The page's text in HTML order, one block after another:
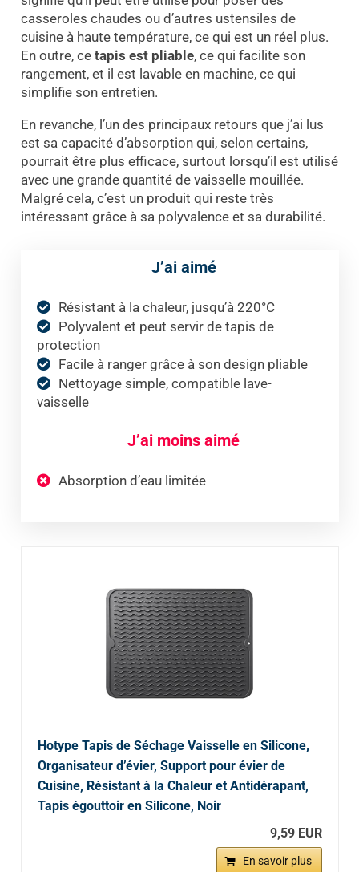
casseroles chaudes ou d’autres ustensiles de
cuisine à haute température, ce qui est un réel plus.
En outre, ce tapis est pliable, ce qui facilite son
rangement, et il est lavable en machine, ce qui
simplifie son entretien.
En revanche, l’un des principaux retours que j’ai lus
est sa capacité d’absorption qui, selon certains,
pourrait être plus efficace, surtout lorsqu’il est utilisé
avec une grande quantité de vaisselle mouillée.
Malgré cela, c’est un produit qui reste très
intéressant grâce à sa polyvalence et sa durabilité.
J’ai aimé
Résistant à la chaleur, jusqu’à 220°C
Polyvalent et peut servir de tapis de
protection
Facile à ranger grâce à son design pliable
Nettoyage simple, compatible lave-
vaisselle
J’ai moins aimé
Absorption d’eau limitée
Hotype Tapis de Séchage Vaisselle en Silicone,
Organisateur d’évier, Support pour évier de
Cuisine, Résistant à la Chaleur et Antidérapant,
Tapis égouttoir en Silicone, Noir
9,59 EUR
En savoir plus